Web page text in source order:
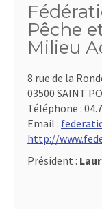
Pêche
Milieu
8 rue de la
03500 SAINT
Téléphone :
Email :
http://
Président :